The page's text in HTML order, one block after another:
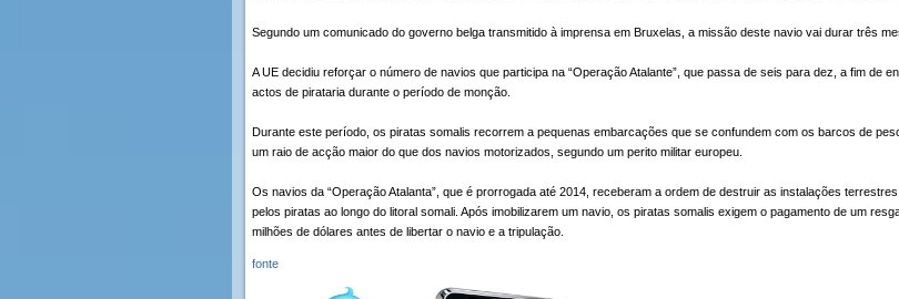
Segundo um comunicado do governo belga transmitido à imprensa em Bruxelas, a missão deste navio vai durar três
A UE decidiu reforçar o número de navios que participa na “Operação Atalante”, que passa de seis para dez, a fim de
actos de pirataria durante o período de monção.
Durante este período, os piratas somalis recorrem a pequenas embarcações que se confundem com os barcos de
um raio de acção maior do que dos navios motorizados, segundo um perito militar europeu.
Os navios da “Operação Atalanta”, que é prorrogada até 2014, receberam a ordem de destruir as instalações
pelos piratas ao longo do litoral somali. Após imobilizarem um navio, os piratas somalis exigem o pagamento de um
milhões de dólares antes de libertar o navio e a tripulação.
fonte